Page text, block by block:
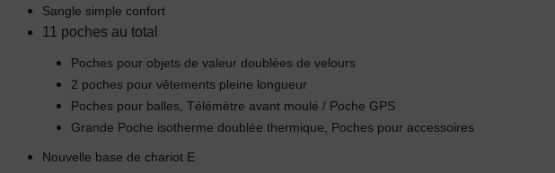
Sangle simple confort
11 poches au total
Poches pour objets de valeur doublées de velours
2 poches pour vêtements pleine longueur
Poches pour balles, Télémètre avant moulé / Poche GPS
Grande Poche isotherme doublée thermique, Poches pour accessoires
Nouvelle base de chariot E